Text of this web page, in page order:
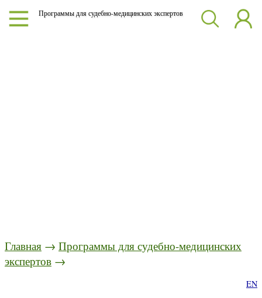
Программы для судебно-медицинских экспертов
Главная → Программы для судебно-медицинских
экспертов →
EN